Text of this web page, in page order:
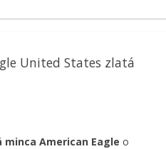
United States zlatá
American Eagle o